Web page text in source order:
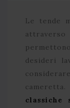
Le tende
desideri